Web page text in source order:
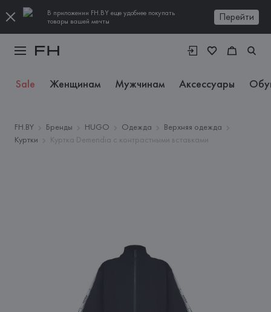
В приложении FH.BY еще удобнее покупать
товары вашей мечты
Перейти
Sale Женщинам Мужчинам Аксессуары
FH.BY Бренды HUGO Одежда
Верхняя одежда
Куртки
Куртка Demendia с контрастными вставками